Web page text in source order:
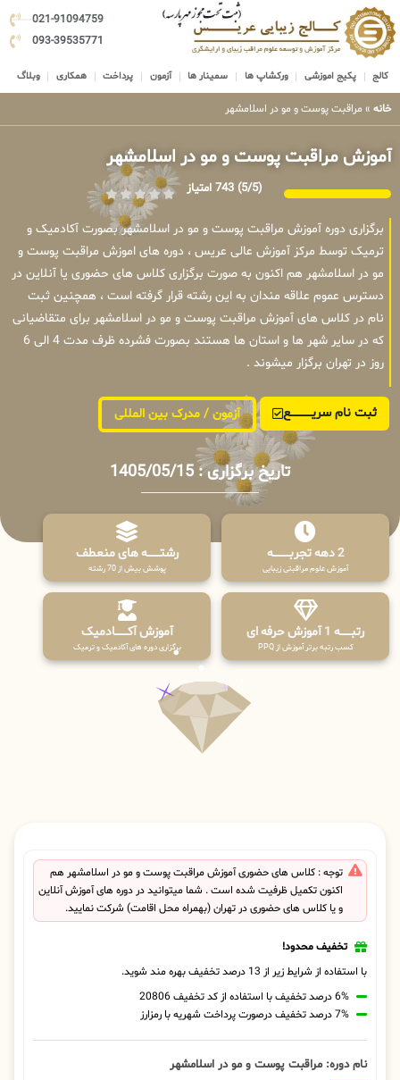
021-91094759
093-39535771
کالج پکیج اموزشی ورکشاپ ها سمینار ها آزمون پرداخت همکاری وبلاگ
خانه » مراقبت پوست و مو در اسلامشهر
آموزش مراقبت پوست و مو در اسلامشهر
(5/5) 743 امتیاز
برگزاری دوره آموزش مراقبت پوست و مو در اسلامشهر بصورت آکادمیک و
ترمیک توسط مرکز آموزش عالی عریس ، دوره های اموزش مراقبت پوست و
مو در اسلامشهر هم اکنون به صورت برگزاری کلاس های حضوری یا آنلاین در
دسترس عموم علاقه مندان به این رشته قرار گرفته است ، همچنین ثبت
نام در کلاس های آموزش مراقبت پوست و مو در اسلامشهر برای متقاضیانی
که در سایر شهر ها و استان ها هستند بصورت فشرده ظرف مدت 4 الی 6
روز در تهران برگزار میشوند .
ثبت نام سریــــــــــــع آزمون / مدرک بین المللی
تاریخ برگزاری : 1405/05/15
2 دهه تجربـــــــــه
آموزش علوم مراقبتی زیبایی
رشتـــــــه های منعطف
پوشش بیش از 70 رشته
رتبــــــه 1 آموزش حرفه ای
کسب رتبه برتر آموزش از PPQ
آموزش آکـــــــادمیک
برگزاری دوره های آکادمیک و ترمیک
توجه : کلاس های حضوری آموزش مراقبت پوست و مو در اسلامشهر هم
اکنون تکمیل ظرفیت شده است . شما میتوانید در دوره های آموزش آنلاین
و یا کلاس های حضوری در تهران (بهمراه محل اقامت) شرکت نمایید.
تخفیف محدود!
با استفاده از شرایط زیر از 13 درصد تخفیف بهره مند شوید.
6% درصد تخفیف با استفاده از کد تخفیف 20806
7% درصد تخفیف درصورت پرداخت شهریه با رمزارز
نام دوره: مراقبت پوست و مو در اسلامشهر